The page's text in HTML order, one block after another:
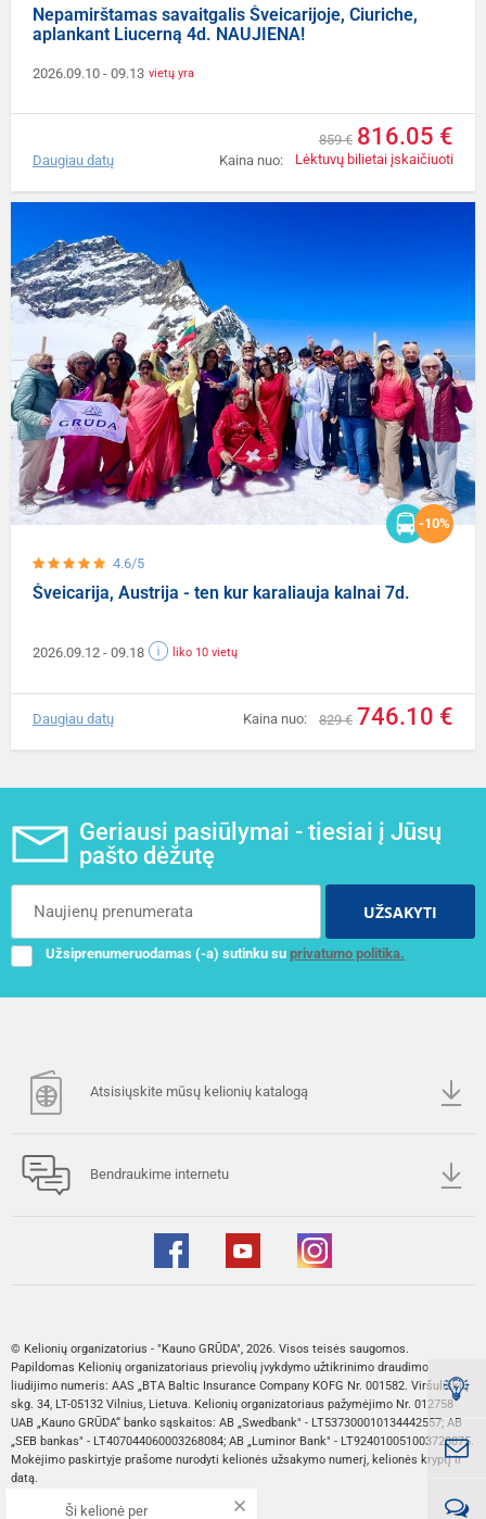
Ši kelionė per
Nepamirštamas savaitgalis Šveicarijoje, Ciuriche,
aplankant Liucerną 4d. NAUJIENA!
2026.09.10 - 09.13 vietų yra
Kaina nuo:
859 € 816.05 €
Lėktuvų bilietai įskaičiuoti
Daugiau datų
4.6/5
-10%
Šveicarija, Austrija - ten kur karaliauja kalnai 7d.
2026.09.12 - 09.18 liko 10 vietų
Kaina nuo: 829 € 746.10 €
Daugiau datų
Geriausi pasiūlymai - tiesiai į Jūsų
pašto dėžutę
UŽSAKYTI
Užsiprenumeruodamas (-a) sutinku su privatumo politika.
Atsisiųskite mūsų kelionių katalogą
Bendraukime internetu
© Kelionių organizatorius - "Kauno GRŪDA", 2026. Visos teisės saugomos.
Papildomas Kelionių organizatoriaus prievolių įvykdymo užtikrinimo draudimo
liudijimo numeris: AAS „BTA Baltic Insurance Company KOFG Nr. 001582. Viršuliškių
skg. 34, LT-05132 Vilnius, Lietuva. Kelionių organizatoriaus pažymėjimo Nr. 012758
UAB „Kauno GRŪDA“ banko sąskaitos: AB „Swedbank" - LT537300010134442557; AB
„SEB bankas" - LT407044060003268084; AB „Luminor Bank" - LT924010051003728875.
Mokėjimo paskirtyje prašome nurodyti kelionės užsakymo numerį, kelionės kryptį ir
datą.